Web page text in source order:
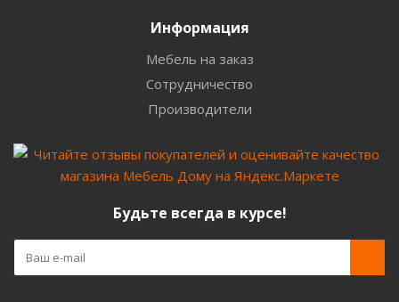
Информация
Мебель на заказ
Сотрудничество
Производители
Будьте всегда в курсе!